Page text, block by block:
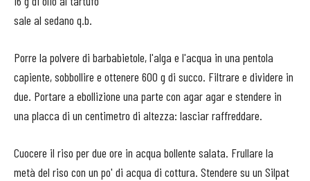
sale al sedano q.b.
Porre la polvere di barbabietole, l'alga e l'acqua in una pentola
capiente, sobbollire e ottenere 600 g di succo. Filtrare e dividere in
due. Portare a ebollizione una parte con agar agar e stendere in
una placca di un centimetro di altezza: lasciar raffreddare.
Cuocere il riso per due ore in acqua bollente salata. Frullare la
metà del riso con un po' di acqua di cottura. Stendere su un Silpat